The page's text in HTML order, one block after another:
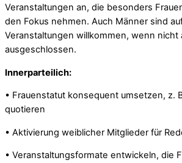
Veranstaltungen an, die besonders
den Fokus nehmen. Auch Männer sind
Veranstaltungen willkommen, wenn nicht
ausgeschlossen.
Innerparteilich:
• Frauenstatut konsequent umsetzen, z.
quotieren
• Aktivierung weiblicher Mitglieder für
• Veranstaltungsformate entwickeln, die